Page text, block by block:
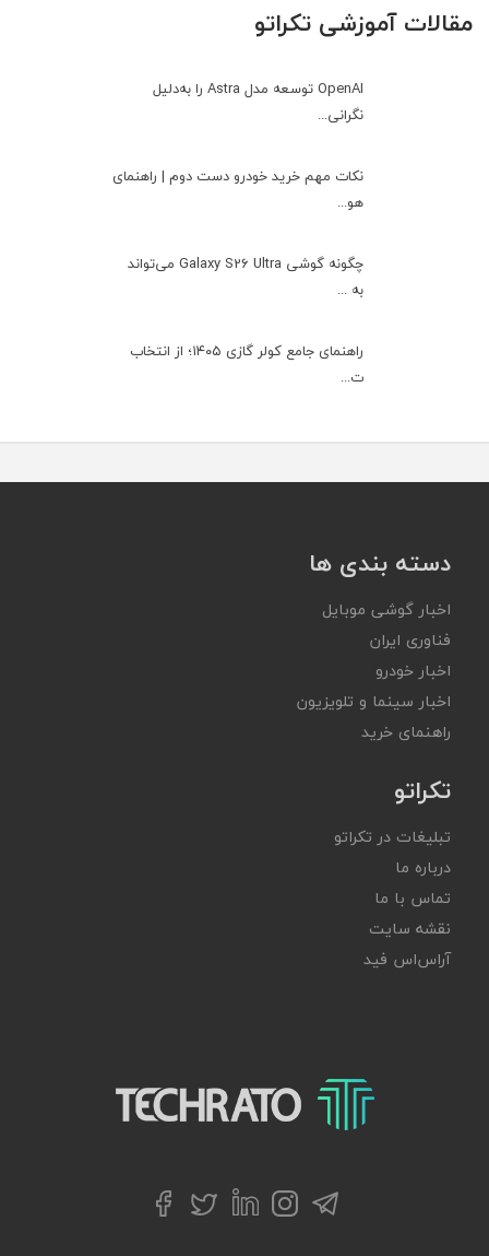
مقالات آموزشی تکراتو
OpenAI توسعه مدل Astra را به‌دلیل
نگرانی...
نکات مهم خرید خودرو دست دوم | راهنمای
هو...
چگونه گوشی Galaxy S26 Ultra می‌تواند
به ...
راهنمای جامع کولر گازی ۱۴۰۵؛ از انتخاب
ت...
دسته بندی ها
اخبار گوشی موبایل
فناوری ایران
اخبار خودرو
اخبار سینما و تلویزیون
راهنمای خرید
تکراتو
تبلیغات در تکراتو
درباره ما
تماس با ما
نقشه سایت
آر‌اس‌اس فید
تکراتو – زندگی با تکنولوژی
تلگراماینستاگرام
لینکداینتوییترفیسبوک